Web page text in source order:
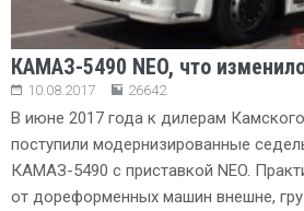
КАМАЗ-5490 NEO, что
10.08.2017 26642
В июне 2017 года к дилерам
поступили модернизированные
КАМАЗ-5490 с приставкой NEO.
от дореформенных машин внешне,